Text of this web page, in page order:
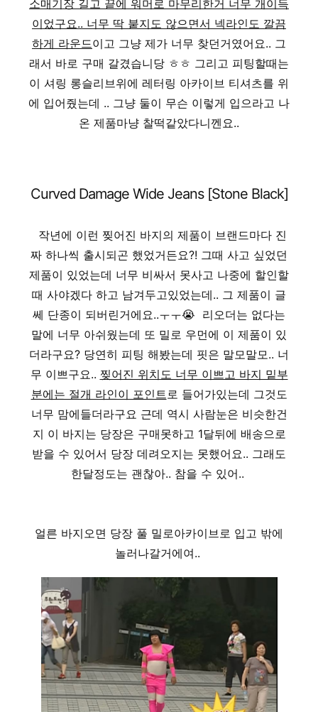
소매기장 길고 끝에 워머로 마무리한거 너무 개이득
이었구요.. 너무 딱 붙지도 않으면서 넥라인도 깔끔
하게 라운드이고 그냥 제가 너무 찾던거였어요.. 그
래서 바로 구매 갈겼습니당 ㅎㅎ 그리고 피팅할때는
이 셔링 롱슬리브위에 레터링 아카이브 티셔츠를 위
에 입어줬는데 .. 그냥 둘이 무슨 이렇게 입으라고 나
온 제품마냥 찰떡같았다니껜요..
Curved Damage Wide Jeans [Stone Black]
작년에 이런 찢어진 바지의 제품이 브랜드마다 진
짜 하나씩 출시되곤 했었거든요?! 그때 사고 싶었던
제품이 있었는데 너무 비싸서 못사고 나중에 할인할
때 사야겠다 하고 남겨두고있었는데.. 그 제품이 글
쎄 단종이 되버린거에요..ㅜㅜ😭 리오더는 없다는
말에 너무 아쉬웠는데 또 밀로 우먼에 이 제품이 있
더라구요? 당연히 피팅 해봤는데 핏은 말모말모.. 너
무 이쁘구요.. 찢어진 위치도 너무 이쁘고 바지 밑부
분에는 절개 라인이 포인트 로 들어가있는데 그것도
너무 맘에들더라구요 근데 역시 사람눈은 비슷한건
지 이 바지는 당장은 구매못하고 1달뒤에 배송으로
받을 수 있어서 당장 데려오지는 못했어요.. 그래도
한달정도는 괜찮아.. 참을 수 있어..
얼른 바지오면 당장 풀 밀로아카이브로 입고 밖에
놀러나갈거에여..